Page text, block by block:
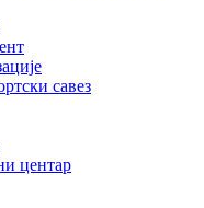
савез
центар